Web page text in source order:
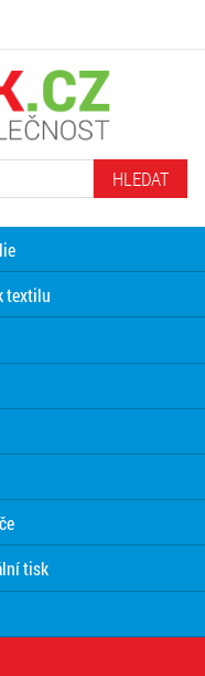
HLEDAT
textilu
tisk